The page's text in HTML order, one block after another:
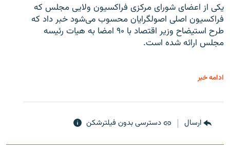
یکی از اعضای شورای مرکزی فراکسیون ولایی مجلس که
فراکسیون اصلی اصولگرایان محسوب می‌شود خبر داد که
طرح استیضاح وزیر اقتصاد با ۹۰ امضا به هیات رئیسه
مجلس ارائه شده است.
ادامه خبر
ارسال دسترسی بدون فیلترشکن